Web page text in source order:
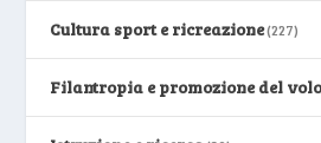
Cultura sport e ricreazione(227)
Filantropia e promozione del